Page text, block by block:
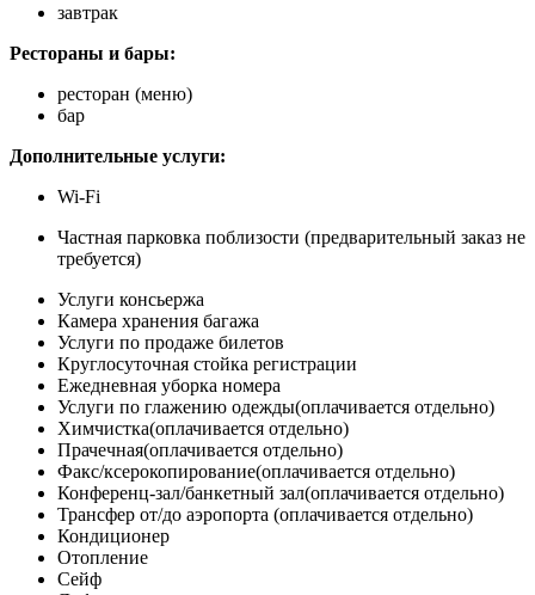
завтрак
Рестораны и бары:
ресторан (меню)
бар
Дополнительные услуги:
Wi-Fi
Частная парковка поблизости (предварительный заказ не
требуется)
Услуги консьержа
Камера хранения багажа
Услуги по продаже билетов
Круглосуточная стойка регистрации
Ежедневная уборка номера
Услуги по глажению одежды(оплачивается отдельно)
Химчистка(оплачивается отдельно)
Прачечная(оплачивается отдельно)
Факс/ксерокопирование(оплачивается отдельно)
Конференц-зал/банкетный зал(оплачивается отдельно)
Трансфер от/до аэропорта (оплачивается отдельно)
Кондиционер
Отопление
Сейф